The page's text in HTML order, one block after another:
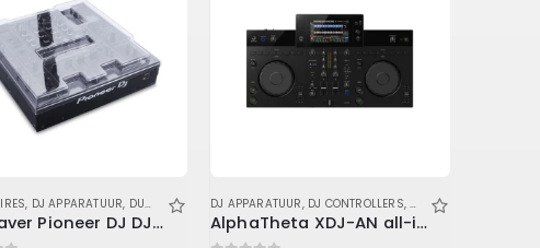
, DJ APPARATUUR, DUSTCOVERS
Decksaver Pioneer DJ DJM-A9 Cover
DJ APPARATUUR, DJ CONTROLLERS,SPELERS
AlphaTheta XDJ-AN all-in-one DJ controller